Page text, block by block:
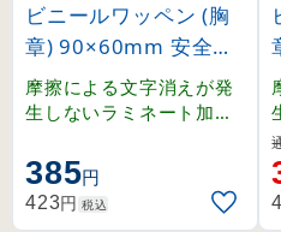
ビニールワッペン (胸
章) 90×60mm 安全ピ
ン式 安全衛生責任者 (
126004)
摩擦による文字消えが発
生しないラミネート加工
385円
423円 税込